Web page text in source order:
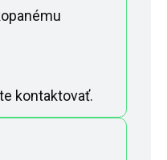
kontaktovať.